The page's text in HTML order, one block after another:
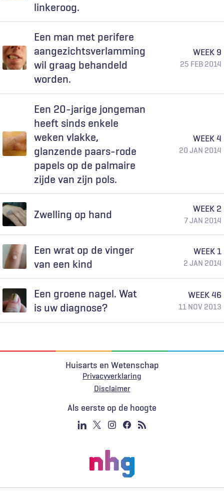
linkeroog.
Een man met perifere
aangezichtsverlamming
wil graag behandeld
worden.
WEEK 9
25 FEB 2014
Een 20-jarige jongeman
heeft sinds enkele
weken vlakke,
glanzende paars-rode
papels op de palmaire
zijde van zijn pols.
WEEK 4
20 JAN 2014
Zwelling op hand WEEK 2
7 JAN 2014
Een wrat op de vinger
van een kind
WEEK 1
2 JAN 2014
Een groene nagel. Wat
is uw diagnose?
WEEK 46
11 NOV 2013
Huisarts en Wetenschap
Privacyverklaring
Voet
Disclaimer
Als eerste op de hoogte